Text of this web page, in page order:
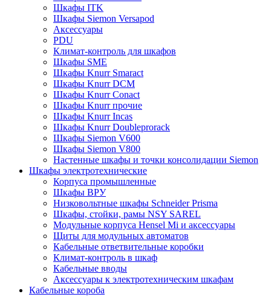
Шкафы ITK
Шкафы Siemon Versapod
Аксессуары
PDU
Климат-контроль для шкафов
Шкафы SME
Шкафы Knurr Smaract
Шкафы Knurr DCM
Шкафы Knurr Conact
Шкафы Knurr прочие
Шкафы Knurr Incas
Шкафы Knurr Doubleprorack
Шкафы Siemon V600
Шкафы Siemon V800
Настенные шкафы и точки консолидации Siemon
Шкафы электротехнические
Корпуса промышленные
Шкафы ВРУ
Низковольтные шкафы Schneider Prisma
Шкафы, стойки, рамы NSY SAREL
Модульные корпуса Hensel Mi и аксессуары
Щиты для модульных автоматов
Кабельные ответвительные коробки
Климат-контроль в шкаф
Кабельные вводы
Аксессуары к электротехническим шкафам
Кабельные короба